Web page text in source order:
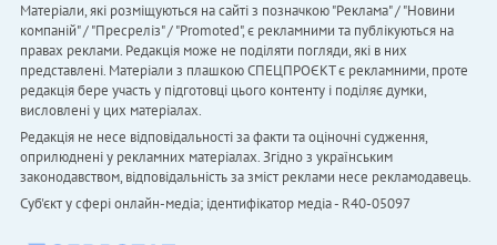
Матеріали, які розміщуються на сайті з позначкою "Реклама" / "Новини
компаній" / "Пресреліз" / "Promoted", є рекламними та публікуються на
правах реклами. Редакція може не поділяти погляди, які в них
представлені. Матеріали з плашкою СПЕЦПРОЄКТ є рекламними, проте
редакція бере участь у підготовці цього контенту і поділяє думки,
висловлені у цих матеріалах.
Редакція не несе відповідальності за факти та оціночні судження,
оприлюднені у рекламних матеріалах. Згідно з українським
законодавством, відповідальність за зміст реклами несе рекламодавець.
Cуб'єкт у сфері онлайн-медіа; ідентифікатор медіа - R40-05097